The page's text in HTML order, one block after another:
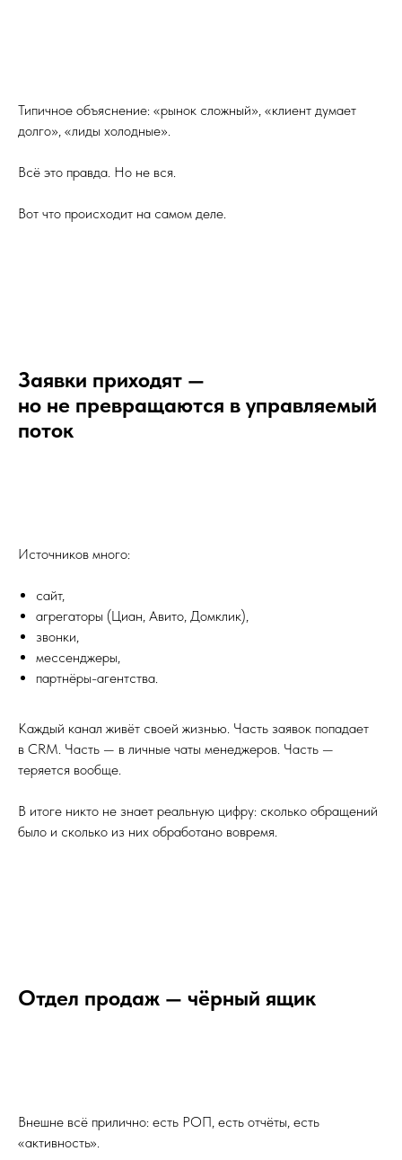
Типичное объяснение: «рынок сложный», «клиент думает
долго», «лиды холодные».
Всё это правда. Но не вся.
Вот что происходит на самом деле.
Заявки приходят —
но не превращаются в управляемый
поток
Источников много:
сайт,
агрегаторы (Циан, Авито, Домклик),
звонки,
мессенджеры,
партнёры-агентства.
Каждый канал живёт своей жизнью. Часть заявок попадает
в CRM. Часть — в личные чаты менеджеров. Часть —
теряется вообще.
В итоге никто не знает реальную цифру: сколько обращений
было и сколько из них обработано вовремя.
Отдел продаж — чёрный ящик
Внешне всё прилично: есть РОП, есть отчёты, есть
«активность».